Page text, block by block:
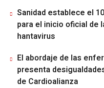
Sanidad establece el
para el inicio oficial de
hantavirus
El abordaje de las
presenta
de Cardioalianza